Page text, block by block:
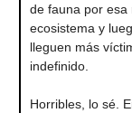
de fauna por esa
ecosistema y
lleguen más
indefinido.
Horribles, lo sé.